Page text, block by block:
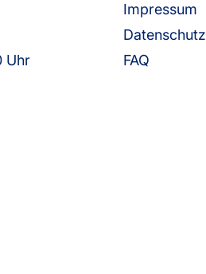
Uhr
Impressum
Datenschutz
FAQ